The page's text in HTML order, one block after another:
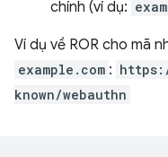
chính (ví dụ:
Ví dụ về ROR cho mã
example.com :
known/webauthn